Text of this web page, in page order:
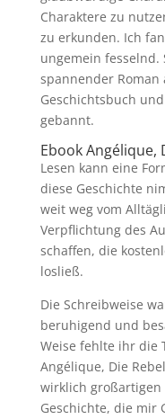
Charaktere zu
zu erkunden. Ich
ungemein fesselnd.
spannender Roman
Geschichtsbuch
gebannt.
Ebook Angélique,
Lesen kann eine
diese Geschichte
weit weg vom
Verpflichtung des
schaffen, die
losließ.
Die Schreibweise
beruhigend und
Weise fehlte ihr die
Angélique, Die
wirklich großartigen
Geschichte, die mir